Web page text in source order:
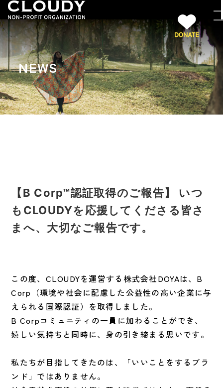
NEWS
【B Corp™︎認証取得のご報告】 いつ
もCLOUDYを応援してくださる皆さ
まへ、大切なご報告です。
この度、CLOUDYを運営する株式会社DOYAは、B
Corp（環境や社会に配慮した公益性の高い企業に与
えられる国際認証）を取得しました。
B Corpコミュニティの一員に加わることができ、
嬉しい気持ちと同時に、身の引き締まる思いです。
私たちが目指してきたのは、「いいことをするブラ
ンド」ではありません。